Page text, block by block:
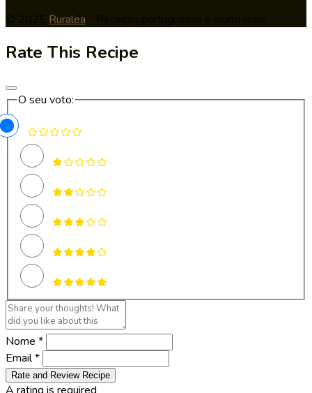
Ruralea
Rate This Recipe
O seu voto:
Nome *
Email *
Rate and Review Recipe